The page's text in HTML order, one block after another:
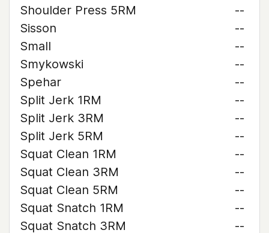
Shoulder Press 5RM
--
Sisson
--
Small
--
Smykowski
--
Spehar
--
Split Jerk 1RM
--
Split Jerk 3RM
--
Split Jerk 5RM
--
Squat Clean 1RM
--
Squat Clean 3RM
--
Squat Clean 5RM
--
Squat Snatch 1RM
--
Squat Snatch 3RM
--